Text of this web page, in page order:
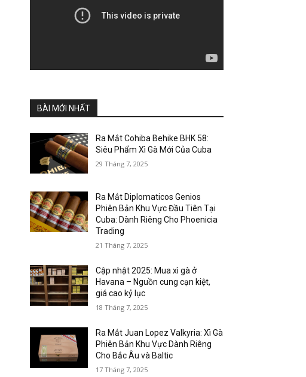
BÀI MỚI NHẤT
Ra Mắt Cohiba Behike BHK 58:
Siêu Phẩm Xì Gà Mới Của Cuba
29 Tháng 7, 2025
Ra Mắt Diplomaticos Genios
Phiên Bản Khu Vực Đầu Tiên Tại
Cuba: Dành Riêng Cho Phoenicia
Trading
21 Tháng 7, 2025
Cập nhật 2025: Mua xì gà ở
Havana – Nguồn cung cạn kiệt,
giá cao kỷ lục
18 Tháng 7, 2025
Ra Mắt Juan Lopez Valkyria: Xì Gà
Phiên Bản Khu Vực Dành Riêng
Cho Bắc Âu và Baltic
17 Tháng 7, 2025